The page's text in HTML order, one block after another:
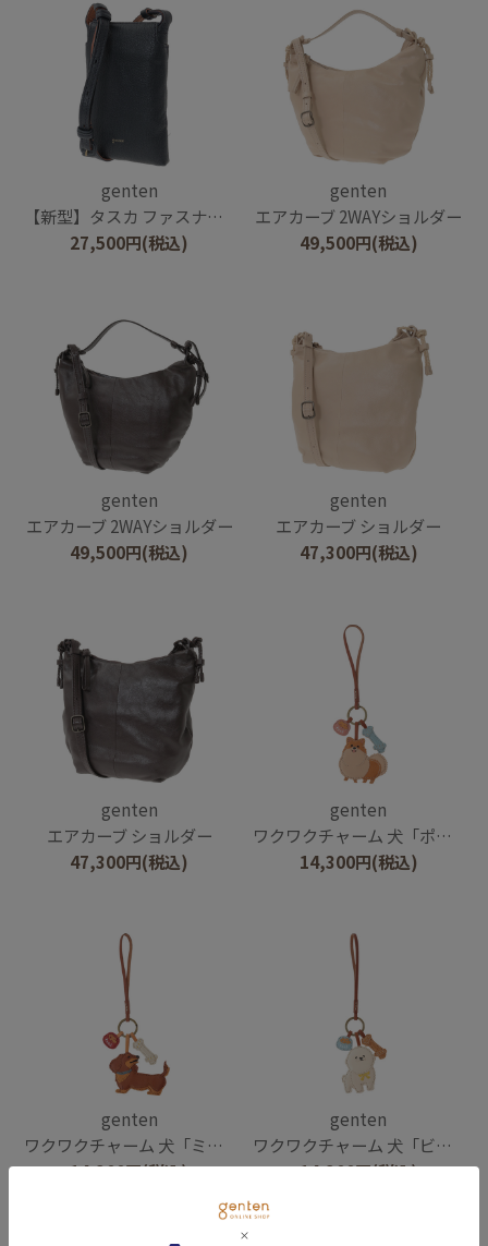
genten
【新型】タスカ ファスナー付きスマホショルダー
27,500円(税込)
genten
エアカーブ 2WAYショルダー
49,500円(税込)
genten
エアカーブ 2WAYショルダー
49,500円(税込)
genten
エアカーブ ショルダー
47,300円(税込)
genten
エアカーブ ショルダー
47,300円(税込)
genten
ワクワクチャーム 犬「ポメラニアン」
14,300円(税込)
genten
ワクワクチャーム 犬「ミニチュア・ダックスフンド」
14,300円(税込)
genten
ワクワクチャーム 犬「ビション・フリーゼ」
14,300円(税込)